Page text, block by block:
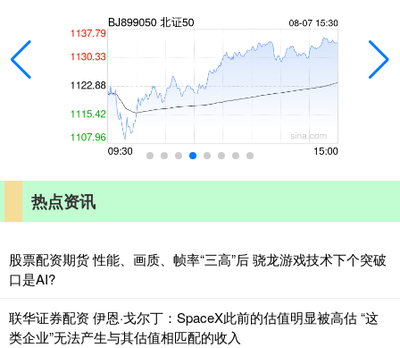
热点资讯
股票配资期货 性能、画质、帧率“三高”后 骁龙游戏技术下个突破
口是AI?
联华证券配资 伊恩·戈尔丁：SpaceX此前的估值明显被高估 “这
类企业”无法产生与其估值相匹配的收入